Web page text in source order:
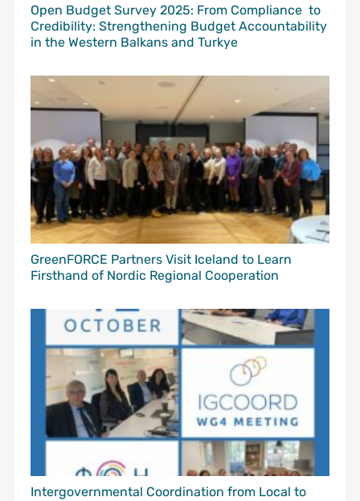
Open Budget Survey 2025: From Compliance to
Credibility: Strengthening Budget Accountability
in the Western Balkans and Turkye
GreenFORCE Partners Visit Iceland to Learn
Firsthand of Nordic Regional Cooperation
Intergovernmental Coordination from Local to